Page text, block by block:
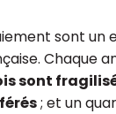
sont un
Chaque
sont
; et un